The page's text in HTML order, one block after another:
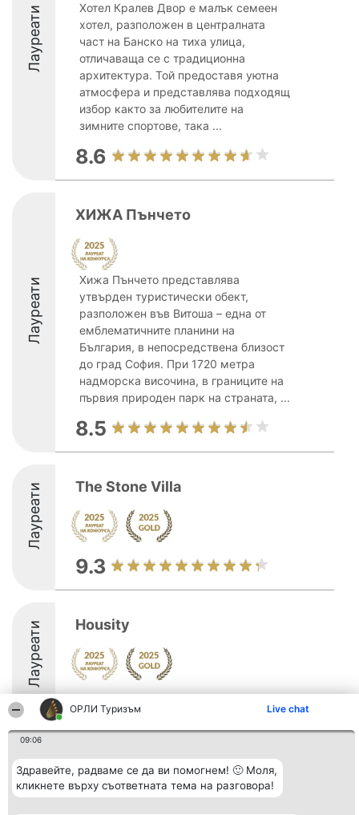
ОРЛИ Туризъм Live chat
09:06
Здравейте, радваме се да ви помогнем! 🙂 Моля,
кликнете върху съответната тема на разговора!
Лауреати
Хотел Кралев Двор е малък семеен
хотел, разположен в централната
част на Банско на тиха улица,
отличаваща се с традиционна
архитектура. Той предоставя уютна
атмосфера и представлява подходящ
избор както за любителите на
зимните спортове, така ...
8.6
Лауреати
ХИЖА Пънчето
Хижа Пънчето представлява
утвърден туристически обект,
разположен във Витоша – една от
емблематичните планини на
България, в непосредствена близост
до град София. При 1720 метра
надморска височина, в границите на
първия природен парк на страната, ...
8.5
Лауреати The Stone Villa
9.3
Лауреати Housity
9.6
Организатор на
класиране
Beautiful Company S.R.L.
BulevardulAleea Timișul De
Класация
Победители
Списък на
всички
Контакти
Контакти